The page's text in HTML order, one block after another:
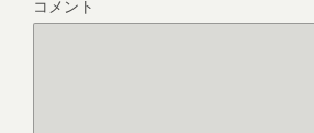
コメント